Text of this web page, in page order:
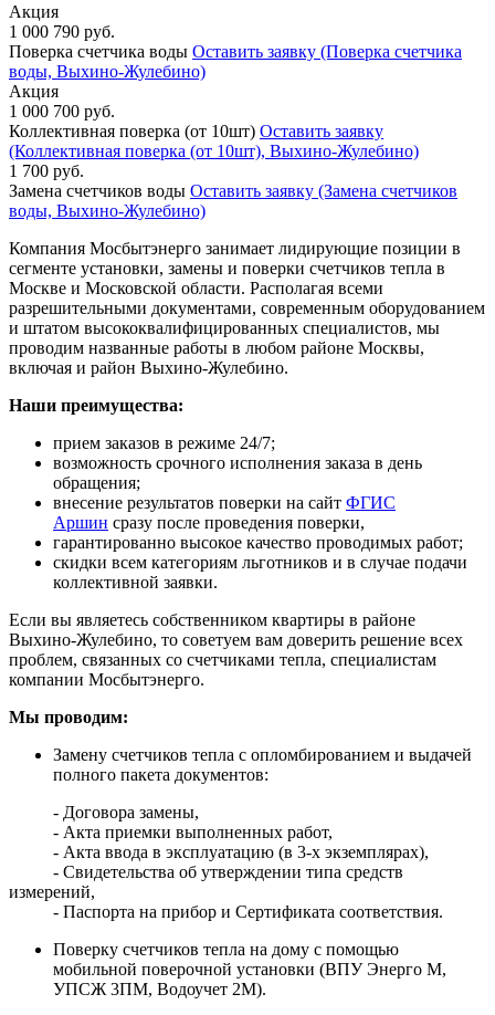
Акция
1 000 790 руб.
Поверка счетчика воды Оставить заявку (Поверка счетчика
воды, Выхино-Жулебино)
Акция
1 000 700 руб.
Коллективная поверка (от 10шт) Оставить заявку
(Коллективная поверка (от 10шт), Выхино-Жулебино)
1 700 руб.
Замена счетчиков воды Оставить заявку (Замена счетчиков
воды, Выхино-Жулебино)
Компания Мосбытэнерго занимает лидирующие позиции в
сегменте установки, замены и поверки счетчиков тепла в
Москве и Московской области. Располагая всеми
разрешительными документами, современным оборудованием
и штатом высококвалифицированных специалистов, мы
проводим названные работы в любом районе Москвы,
включая и район Выхино-Жулебино.
Наши преимущества:
прием заказов в режиме 24/7;
возможность срочного исполнения заказа в день
обращения;
внесение результатов поверки на сайт ФГИС
Аршин сразу после проведения поверки,
гарантированно высокое качество проводимых работ;
скидки всем категориям льготников и в случае подачи
коллективной заявки.
Если вы являетесь собственником квартиры в районе
Выхино-Жулебино, то советуем вам доверить решение всех
проблем, связанных со счетчиками тепла, специалистам
компании Мосбытэнерго.
Мы проводим:
Замену счетчиков тепла с опломбированием и выдачей
полного пакета документов:
- Договора замены,
- Акта приемки выполненных работ,
- Акта ввода в эксплуатацию (в 3-х экземплярах),
- Свидетельства об утверждении типа средств
измерений,
- Паспорта на прибор и Сертификата соответствия.
Поверку счетчиков тепла на дому с помощью
мобильной поверочной установки (ВПУ Энерго М,
УПСЖ 3ПМ, Водоучет 2М).